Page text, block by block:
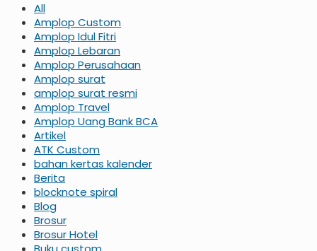
All
Amplop Custom
Amplop Idul Fitri
Amplop Lebaran
Amplop Perusahaan
Amplop surat
amplop surat resmi
Amplop Travel
Amplop Uang Bank BCA
Artikel
ATK Custom
bahan kertas kalender
Berita
blocknote spiral
Blog
Brosur
Brosur Hotel